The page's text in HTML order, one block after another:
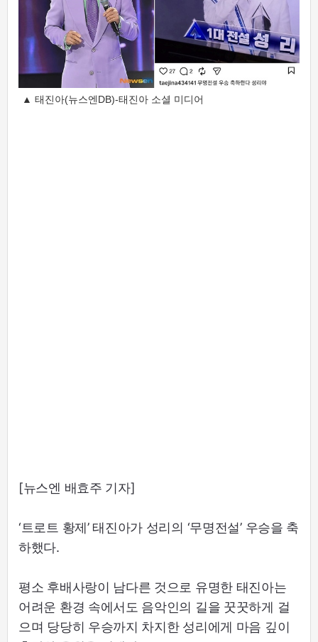
▲ 태진아(뉴스엔DB)-태진아 소셜 미디어
[뉴스엔 배효주 기자]
‘트로트 황제’ 태진아가 성리의 ‘무명전설’ 우승을 축
하했다.
평소 후배사랑이 남다른 것으로 유명한 태진아는
어려운 환경 속에서도 음악인의 길을 꿋꿋하게 걸
으며 당당히 우승까지 차지한 성리에게 마음 깊이